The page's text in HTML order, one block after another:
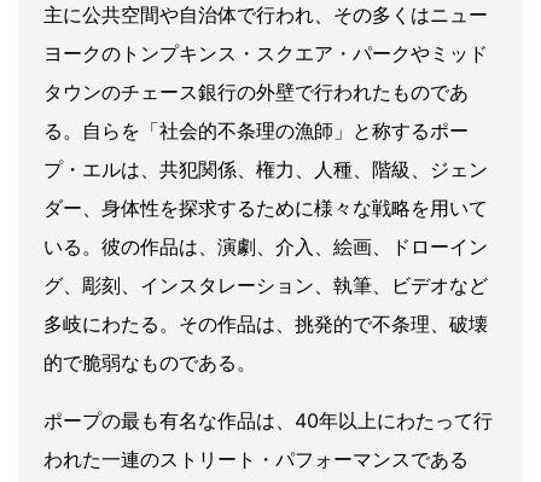
主に公共空間や自治体で行われ、その多くはニュー
ヨークのトンプキンス・スクエア・パークやミッド
タウンのチェース銀行の外壁で行われたものであ
る。自らを「社会的不条理の漁師」と称するポー
プ・エルは、共犯関係、権力、人種、階級、ジェン
ダー、身体性を探求するために様々な戦略を用いて
いる。彼の作品は、演劇、介入、絵画、ドローイン
グ、彫刻、インスタレーション、執筆、ビデオなど
多岐にわたる。その作品は、挑発的で不条理、破壊
的で脆弱なものである。
ポープの最も有名な作品は、40年以上にわたって行
われた一連のストリート・パフォーマンスである